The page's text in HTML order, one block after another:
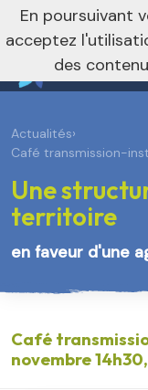
Actualités›
Café transmission-
Une
territoire
en faveur d'une
Café
novembre
En poursuivant
acceptez
des